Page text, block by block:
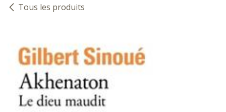
Tous les produits